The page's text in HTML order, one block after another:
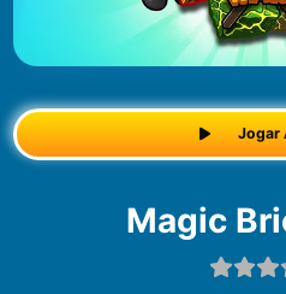
Jogar
Magic